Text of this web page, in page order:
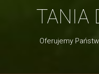
TANIA
Oferujemy